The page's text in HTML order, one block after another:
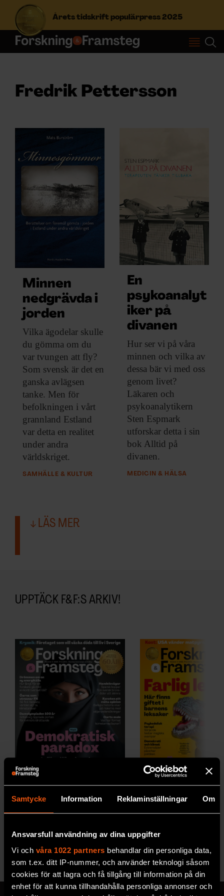
Samtycke Information Reklaminställningar Om
Ansvarsfull användning av dina uppgifter
Vi och våra 1022 partners behandlar din personliga data,
som t.ex. ditt IP-nummer, och använder teknologi såsom
cookies för att lagra och få tillgång till information på din
enhet för att kunna tillhandahålla personliga annonser och
Årets tidskrift populärpress 2025
S
e
f
r
Logga in
NYHETSBREV
ÄMNEN
ARKIV & E-TIDNING
EVENEMANG & RESOR
SHOP
KONTAKTA F&F
SKRIV I F&F
PRENUMERERA PÅ F&F
ANNONSERA I F&F
OM F&F
Fredrik Pettersson
Minnen
nedgrävda i
jorden
Vilka ägodelar skulle
du gömma om du
var tvungen att fly?
Som svensk är det en
ganska avlägsen
tanke. Men för
befolkningen i vårt
grannland Estland
var detta en realitet
under andra
världskriget.
SAMHÄLLE & KULTUR
En
psykoanalyt
iker på
divanen
Hur ser vi på våra
minnen och vilka av
dessa bär vi med oss
genom livet?
Läkaren och
psykoanalytikern
Sten Espmark
utforskar detta i sin
bok Alltid på
divanen.
MEDICIN & HÄLSA
LÄS MER
UPPTÄCK F&F:S ARKIV!
Se alla utgåvor